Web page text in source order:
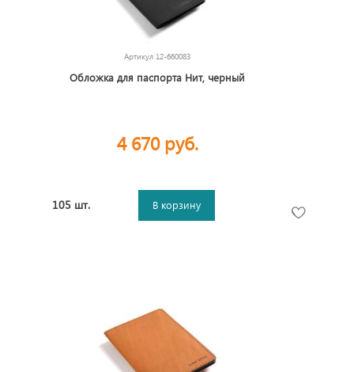
Артикул 12-660083
Обложка для паспорта Нит, черный
4 670 руб.
105 шт. В корзину